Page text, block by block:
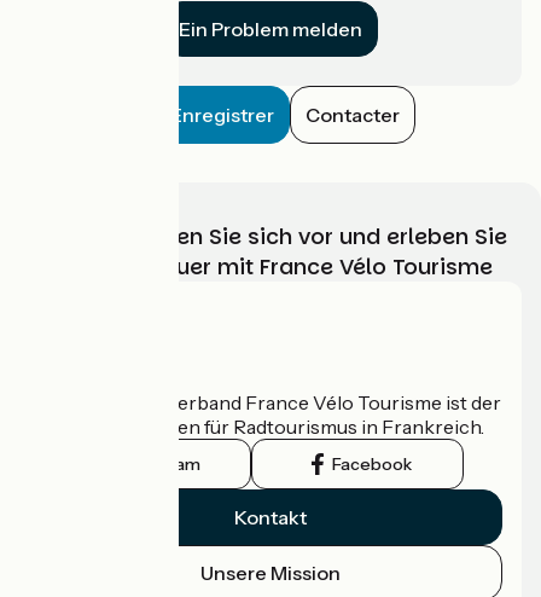
Ein Problem melden
Enregistrer Contacter
Wählen, bereiten Sie sich vor und erleben Sie
Ihr Radabenteuer mit France Vélo Tourisme
Der nationale Verband France Vélo Tourisme ist der
offizielle Leitfaden für Radtourismus in Frankreich.
Instagram Facebook
Kontakt
Unsere Mission